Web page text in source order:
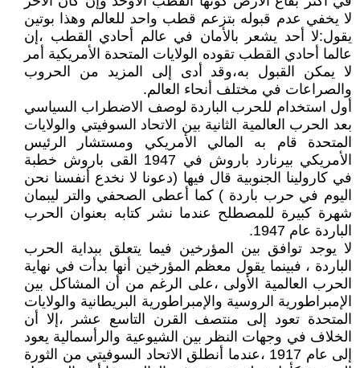
لا يخفي عدم قبوله بتزعم قطب واحد للعالم وهذا بوتين
يقول:لا أحد يشعر بالأمان في عالم أحادي القطب ،إن
عالما أحادي القطب تقوده الولايات المتحدة الأمريكية أمر
لا يمكن القبول به،وقد أدى إلى المزيد من الحروب
والصراعات في مختلف أنحاء العالم.
أول استخدام للحرب الباردة لوصف الاضطراب السياسي
بعد الحرب العالمية الثانية بين الاتحاد السوفيتي والولايات
المتحدة قام به المالي الأمريكي ومستشار الرئيس
الأمريكي بيرنارد باروش في 1947 القى باروش خطبة
في كارولينا الجنوبية قال فيها (دعونا لا نخدع أنفسنا نحن
اليوم في حرب باردة ) كما أعطى الصحفي والتر ليبمان
شهرة كبيرة للمصطلح عندما نشر كتابه بعنوان الحرب
الباردة عام 1947.
لا يوجد توافق بين المؤرخين فيما يتعلق ببداية الحرب
الباردة ، فبينما يقول معظم المؤرخين أنها بدأت في نهاية
الحرب العالمية الأولى ،على الرغم من أن المشاكل بين
الإمبراطورية الروسية والإمبراطورية البريطانية والولايات
المتحدة تعود إلى منتصف القرن التاسع عشر ،إلا أن
الخلاف في وجهات النظر بين الشيوعية والرأسمالية يعود
إلى عام 1917 ،عندما أنطلق الاتحاد السوفيتي من الثورة